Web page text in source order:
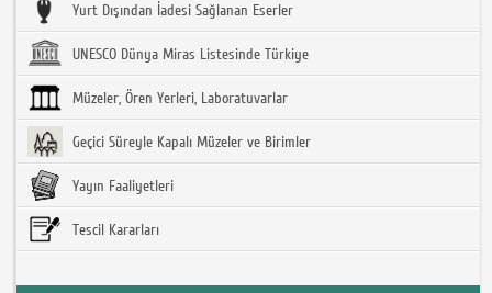
Yurt Dışından İadesi Sağlanan Eserler
UNESCO Dünya Miras Listesinde Türkiye
Müzeler, Ören Yerleri, Laboratuvarlar
Geçici Süreyle Kapalı Müzeler ve Birimler
Yayın Faaliyetleri
Tescil Kararları